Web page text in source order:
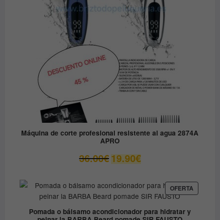
Máquina de corte profesional resistente al agua 2874A
APRO
36.00€ El
precio
era:
36.00€.
19.90€El
precio
es:
19.90€.
OFERTA
EN
Pomada o bálsamo acondicionador para hidratar y